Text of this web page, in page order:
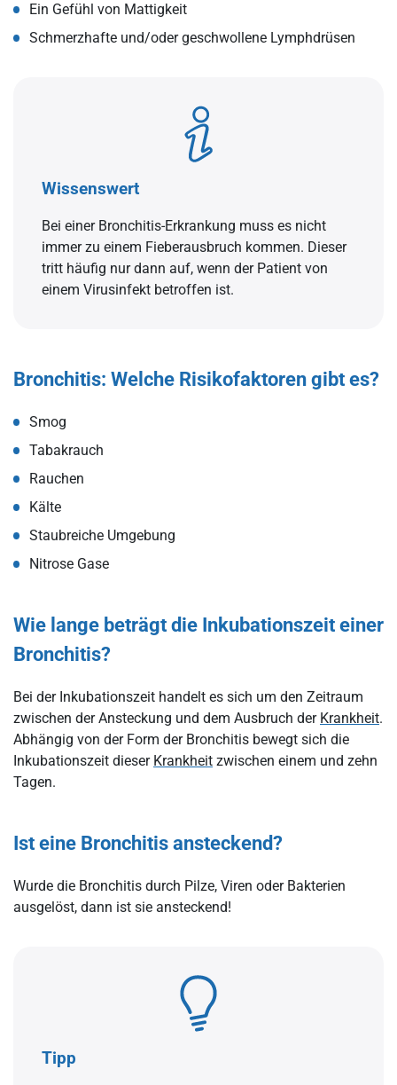
Ein Gefühl von Mattigkeit
Schmerzhafte und/oder geschwollene Lymphdrüsen
Wissenswert
Bei einer Bronchitis-Erkrankung muss es nicht
immer zu einem Fieberausbruch kommen. Dieser
tritt häufig nur dann auf, wenn der Patient von
einem Virusinfekt betroffen ist.
Bronchitis: Welche Risikofaktoren gibt es?
Smog
Tabakrauch
Rauchen
Kälte
Staubreiche Umgebung
Nitrose Gase
Wie lange beträgt die Inkubationszeit einer
Bronchitis?
Bei der Inkubationszeit handelt es sich um den Zeitraum
zwischen der Ansteckung und dem Ausbruch der Krankheit.
Abhängig von der Form der Bronchitis bewegt sich die
Inkubationszeit dieser Krankheit zwischen einem und zehn
Tagen.
Ist eine Bronchitis ansteckend?
Wurde die Bronchitis durch Pilze, Viren oder Bakterien
ausgelöst, dann ist sie ansteckend!
Tipp